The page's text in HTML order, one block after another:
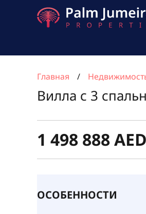
Главная
Вилла с 3
1 498 888 AED
ОСОБЕННОСТИ